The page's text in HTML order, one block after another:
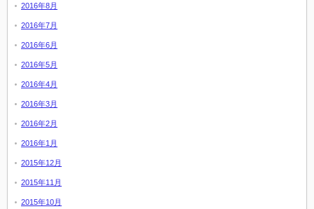
2016年8月
2016年7月
2016年6月
2016年5月
2016年4月
2016年3月
2016年2月
2016年1月
2015年12月
2015年11月
2015年10月